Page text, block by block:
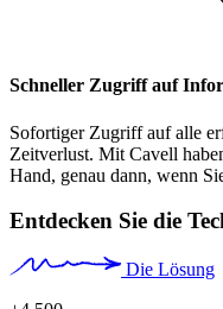
Schneller Zugriff auf
Sofortiger Zugriff auf alle
Zeitverlust. Mit Cavell
Hand, genau dann, wenn
Entdecken Sie die
Die Lösung